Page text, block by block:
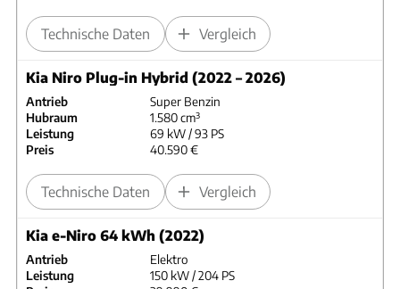
Technische Daten Vergleich
Kia Niro Plug-in Hybrid (2022 – 2026)
Antrieb
Super Benzin
Hubraum
1.580 cm³
Leistung
69 kW / 93 PS
Preis
40.590 €
Technische Daten Vergleich
Kia e-Niro 64 kWh (2022)
Antrieb
Elektro
Leistung
150 kW / 204 PS